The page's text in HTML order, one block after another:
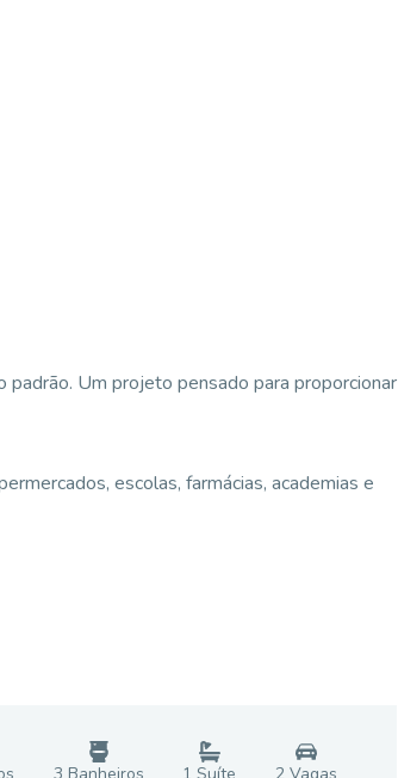
Um projeto pensado para proporcionar
escolas, farmácias, academias e